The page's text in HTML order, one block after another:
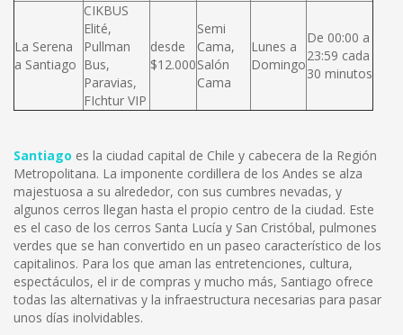
La Serena
a Santiago
CIKBUS
Elité,
Pullman
Bus,
Paravias,
FIchtur VIP
desde
$12.000
Semi
Cama,
Salón
Cama
Lunes a
Domingo
De 00:00 a
23:59 cada
30 minutos
Santiago es la ciudad capital de Chile y cabecera de la Región
Metropolitana. La imponente cordillera de los Andes se alza
majestuosa a su alrededor, con sus cumbres nevadas, y
algunos cerros llegan hasta el propio centro de la ciudad. Este
es el caso de los cerros Santa Lucía y San Cristóbal, pulmones
verdes que se han convertido en un paseo característico de los
capitalinos. Para los que aman las entretenciones, cultura,
espectáculos, el ir de compras y mucho más, Santiago ofrece
todas las alternativas y la infraestructura necesarias para pasar
unos días inolvidables.